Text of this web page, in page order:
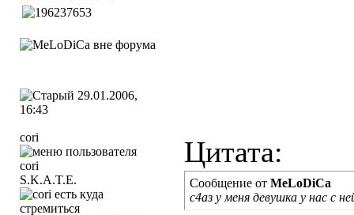
29.01.2006,
16:43
cori
S.K.A.T.E.
Цитата:
Сообщение от MeLoDiCa
с4аз у меня девушка у нас с